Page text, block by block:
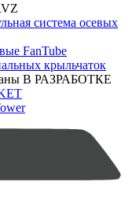
система осевых
FanTube
крыльчаток
В РАЗРАБОТКЕ